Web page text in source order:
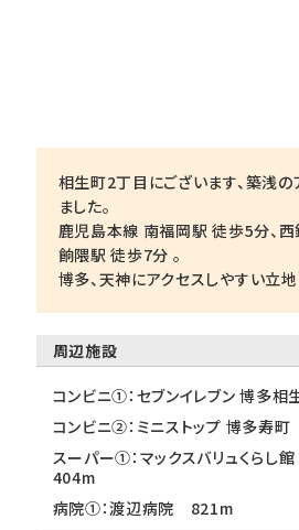
相生町2丁目にございます、築浅
ました。
鹿児島本線 南福岡駅 徒歩5分、
餉隈駅 徒歩7分 。
博多、天神にアクセスしやすい立地
周辺施設
コンビニ①：セブンイレブン 博多
コンビニ②：ミニストップ 博多寿
スーパー①：マックスバリュくらし
404m
病院①：渡辺病院 821m